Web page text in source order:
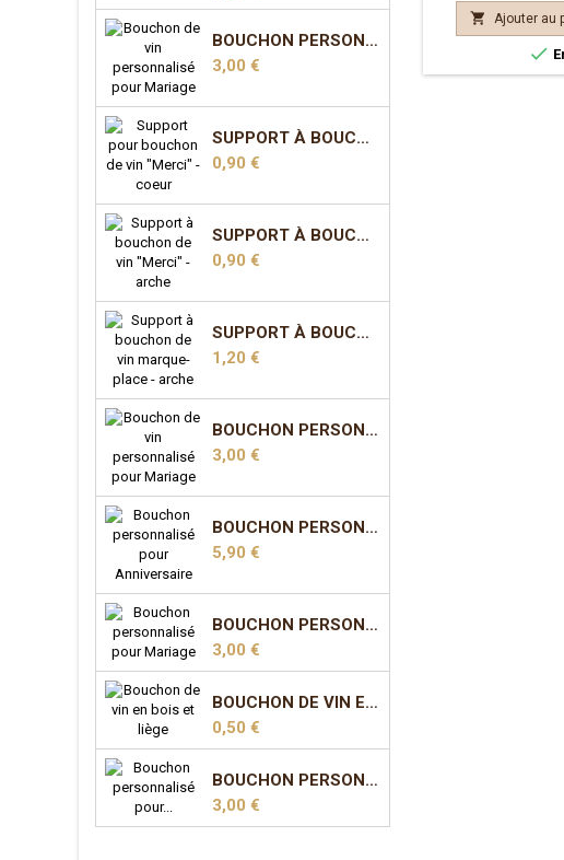
BOUCHON PERSONNALISÉ POUR MARIAGE - MODÈLE 3
Prix
3,00 €
SUPPORT À BOUCHON "MERCI" - COEUR
Prix
0,90 €
SUPPORT À BOUCHON "MERCI" - ARCHE
Prix
0,90 €
SUPPORT À BOUCHON MARQUE-PLACE - ARCHE
Prix
1,20 €
BOUCHON PERSONNALISÉ POUR MARIAGE - MODÈLE 1
Prix
3,00 €
BOUCHON PERSONNALISÉ POUR ANNIVERSAIRE - MODÈLE 2
Prix
5,90 €
BOUCHON PERSONNALISÉ POUR MARIAGE - MODÈLE 5
Prix
3,00 €
BOUCHON DE VIN EN BOIS ET LIÈGE
Prix
0,50 €
BOUCHON PERSONNALISÉ POUR MARIAGE - MODÈLE 7
Prix
3,00 €
 Ajouter au
